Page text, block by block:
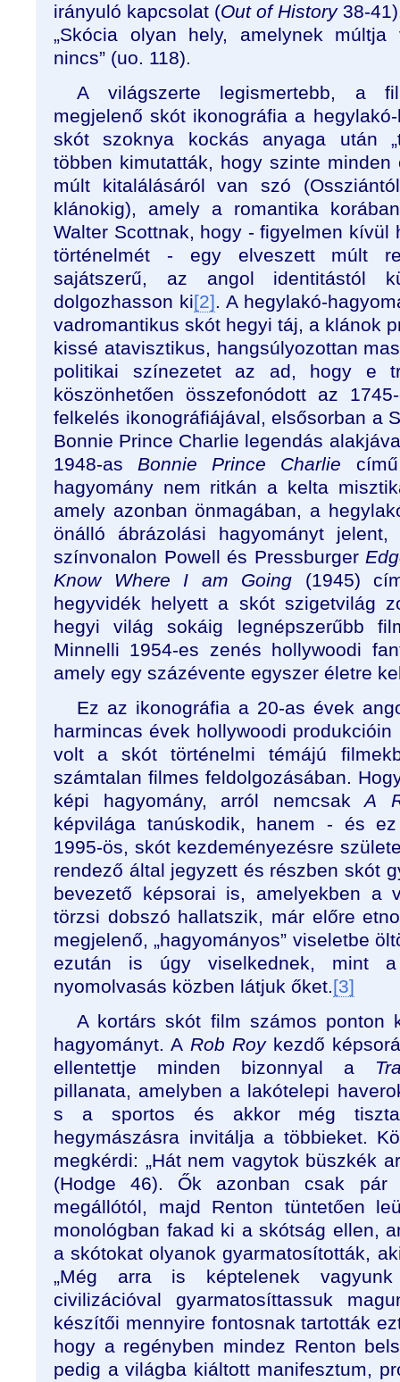
irányuló kapcsolat (Out of History38-
„Skócia olyan hely, amelynek múltja
nincs” (uo. 118).
A világszerte legismertebb, a
megjelenő skót ikonográfia a
skót szoknya kockás anyaga után
többen kimutatták, hogy szinte
múlt kitalálásáról van szó
klánokig), amely a romantika
Walter Scottnak, hogy - figyelmen kívül
történelmét - egy elveszett múlt
sajátszerű, az angol identitástól
dolgozhasson ki[2]. A hegylakó-
vadromantikus skót hegyi táj, a klánok
kissé atavisztikus, hangsúlyozottan
politikai színezetet az ad, hogy e
köszönhetően összefonódott az
felkelés ikonográfiájával, elsősorban a
Bonnie Prince Charlie legendás
1948-as Bonnie Prince Charlie
hagyomány nem ritkán a kelta
amely azonban önmagában, a
önálló ábrázolási hagyományt
színvonalon Powell és Pressburger
Know Where I am Going (1945)
hegyvidék helyett a skót szigetvilág
hegyi világ sokáig legnépszerűbb
Minnelli 1954-es zenés hollywoodi
amely egy százévente egyszer életre
Ez az ikonográfia a 20-as évek
harmincas évek hollywoodi
volt a skót történelmi témájú
számtalan filmes feldolgozásában.
képi hagyomány, arról nemcsakA
képvilága tanúskodik, hanem - és
1995-ös, skót kezdeményezésre
rendező által jegyzett és részben skót
bevezető képsorai is, amelyekben a
törzsi dobszó hallatszik, már előre
megjelenő, „hagyományos” viseletbe
ezután is úgy viselkednek, mint a
nyomolvasás közben látjuk őket.[3]
A kortárs skót film számos ponton
hagyományt. A Rob Roykezdő
ellentettje minden bizonnyal a
pillanata, amelyben a lakótelepi
s a sportos és akkor még tiszta
hegymászásra invitálja a többieket.
megkérdi: „Hát nem vagytok büszkék
(Hodge 46). Ők azonban csak
megállótól, majd Renton tüntetően
monológban fakad ki a skótság ellen,
a skótokat olyanok gyarmatosították,
„Még arra is képtelenek
civilizációval gyarmatosíttassuk
készítői mennyire fontosnak tartották
hogy a regényben mindez Renton
pedig a világba kiáltott manifesztum,